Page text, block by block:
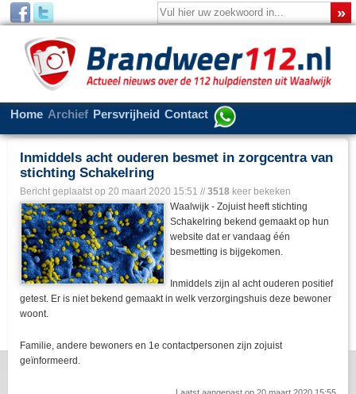
Home Archief Persvrijheid Contact
Inmiddels acht ouderen besmet in zorgcentra van
stichting Schakelring
Bericht geplaatst op 20 maart 2020 15:51 // 3518 keer bekeken
Waalwijk - Zojuist heeft stichting
Schakelring bekend gemaakt op hun
website dat er vandaag één
besmetting is bijgekomen.
Inmiddels zijn al acht ouderen positief
getest. Er is niet bekend gemaakt in welk verzorgingshuis deze bewoner
woont.
Familie, andere bewoners en 1e contactpersonen zijn zojuist
geïnformeerd.